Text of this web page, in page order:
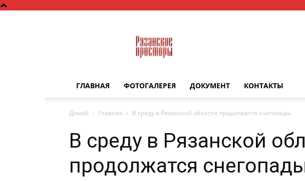
просторы
ГЛАВНАЯ ФОТОГАЛЕРЕЯ ДОКУМЕНТ КОНТАКТЫ
Домой Главная В среду в Рязанской области продолжатся снегопады
В среду в Рязанской
продолжатся